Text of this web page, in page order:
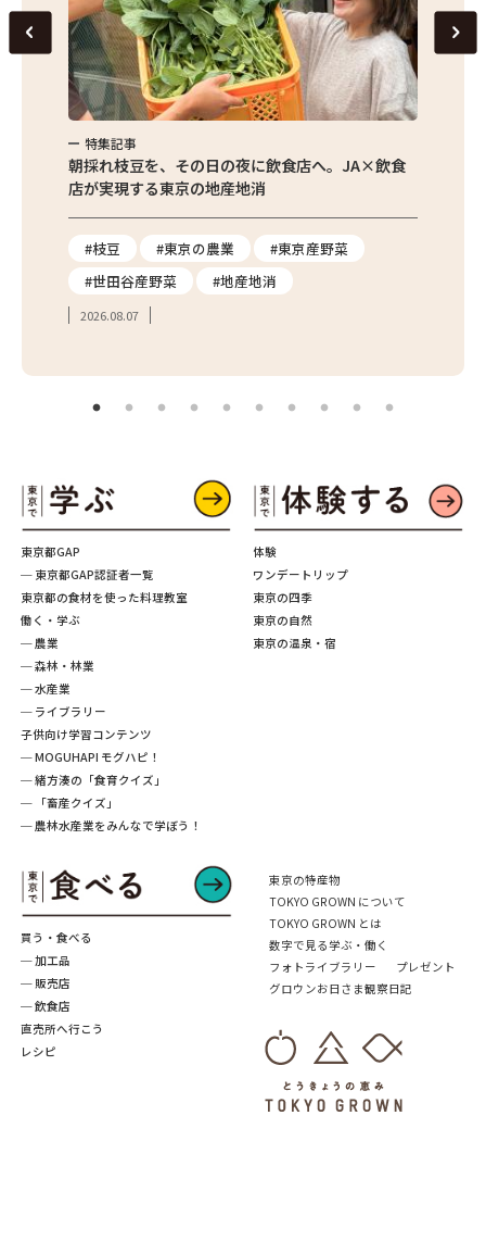
特集記事
朝採れ枝豆を、その日の夜に飲食店へ。JA×飲食
店が実現する東京の地産地消
#枝豆 #東京の農業
#東京産野菜
#世田谷産野菜
#地産地消
2026.08.07
東京都GAP
─ 東京都GAP認証者一覧
東京都の食材を使った料理教室
働く・学ぶ
─ 農業
─ 森林・林業
─ 水産業
─ ライブラリー
子供向け学習コンテンツ
─ MOGUHAPI モグハピ！
─ 緒方湊の「食育クイズ」
─ 「畜産クイズ」
─ 農林水産業をみんなで学ぼう！
買う・食べる
─ 加工品
─ 販売店
─ 飲食店
直売所へ行こう
レシピ
体験
ワンデートリップ
東京の四季
東京の自然
東京の温泉・宿
東京の特産物
TOKYO GROWN について
TOKYO GROWN とは
数字で見る学ぶ・働く
フォトライブラリー
プレゼント
グロウンお日さま観察日記